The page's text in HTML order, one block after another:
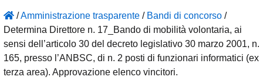
/Amministrazione trasparente / Bandi di concorso /
Determina Direttore n. 17_Bando di mobilità volontaria, ai
sensi dell’articolo 30 del decreto legislativo 30 marzo 2001, n.
165, presso l’ANBSC, di n. 2 posti di funzionari informatici (ex
terza area). Approvazione elenco vincitori.